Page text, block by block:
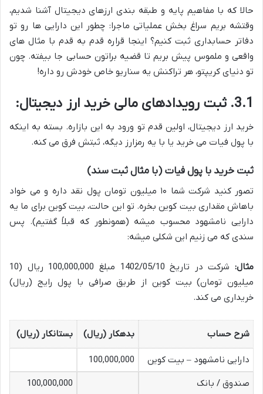
حالا که با مفاهیم پایه و طبقه بندی ارزهای دیجیتال آشنا شدیم،
وقتشه بریم سراغ بخش عملیاتی ماجرا: چطور این دارایی ها رو تو
دفاتر حسابداری ثبت کنیم؟ اینجا قراره قدم به قدم با مثال های
واقعی و ملموس پیش بریم تا قضیه براتون حسابی جا بیفته. چون
تو دنیای کریپتو، هر تراکنش یه سناریو خاص خودش رو داره!
3.1. ثبت رویدادهای مالی خرید ارز دیجیتال:
خرید ارز دیجیتال، اولین قدم تو ورود به این بازاره. بسته به اینکه
با پول فیات می خرید یا با یه رمزارز دیگه، ثبتش فرق می کنه.
ثبت خرید با پول فیات (با مثال ثبت سند)
تصور کنید شرکت شما ۱۰ میلیون تومان پول نقد داره و می خواد
باهاش مقداری بیت کوین بخره. تو این حالت، بیت کوین برای ما یه
دارایی نامشهود محسوب میشه (همونطور که قبلاً گفتیم). پس
سندی که می زنیم این شکلی میشه:
مثال:
شرکت در تاریخ 1402/05/10 مبلغ 100,000,000 ریال (10
میلیون تومان) بیت کوین از طریق صرافی با پول رایج (ریال)
خریداری می کند.
شرح حساب بدهکار (ریال) بستانکار (ریال)
دارایی نامشهود – بیت کوین
100,000,000
صندوق / بانک
100,000,000